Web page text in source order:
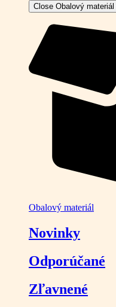
Close Obalový materiál
Obalový materiál
Novinky
Odporúčané
Zľavnené